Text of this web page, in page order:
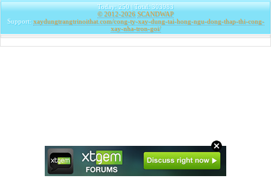
Today: 250 | Total: 303983
© 2012-2026 SCANDWAP
Support: xaydungtrangtrinoithat.com/cong-ty-xay-dung-tai-hong-ngu-dong-thap-thi-cong-
xay-nha-tron-goi/